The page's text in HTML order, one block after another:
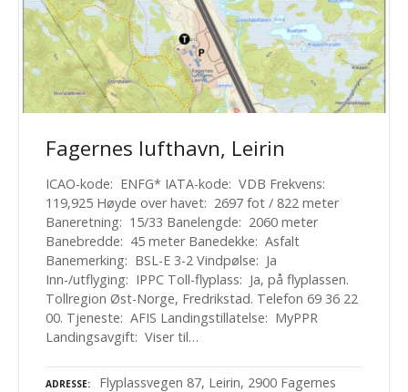
Fagernes lufthavn, Leirin
ICAO-kode: ENFG* IATA-kode: VDB Frekvens:
119,925 Høyde over havet: 2697 fot / 822 meter
Baneretning: 15/33 Banelengde: 2060 meter
Banebredde: 45 meter Banedekke: Asfalt
Banemerking: BSL-E 3-2 Vindpølse: Ja
Inn-/utflyging: IPPC Toll-flyplass: Ja, på flyplassen.
Tollregion Øst-Norge, Fredrikstad. Telefon 69 36 22
00. Tjeneste: AFIS Landingstillatelse: MyPPR
Landingsavgift: Viser til…
ADRESSE Flyplassvegen 87, Leirin, 2900 Fagernes